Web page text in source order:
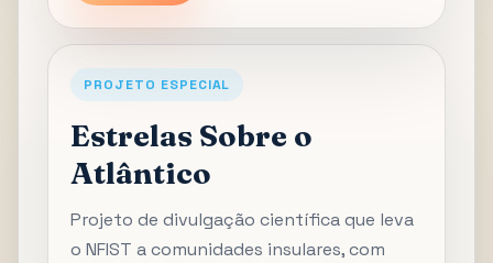
PROJETO ESPECIAL
Estrelas Sobre o
Atlântico
Projeto de divulgação científica que leva
o NFIST a comunidades insulares, com